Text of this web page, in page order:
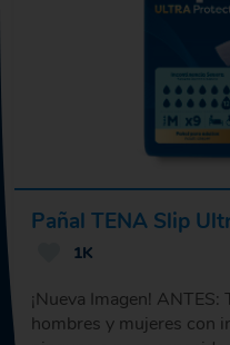
Pañal TENA Slip
1K
¡Nueva Imagen!
hombres y mujeres con